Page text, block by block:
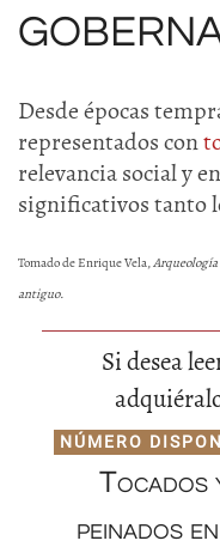
Desde épocas
representados con
relevancia social y
significativos tanto
Tomado de Enrique Vela,
antiguo.
Si desea
NÚMERO
Tocados
peinados